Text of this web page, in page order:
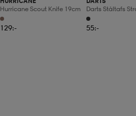
Hurricane Scout Knife 19cm
129:-
Darts Ståltafs
15cm
55:-